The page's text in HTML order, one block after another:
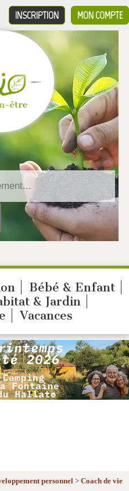
MON COMPTE
INSCRIPTION
Bébé & Enfant
& Jardin
Vacances
personnel > Coach de vie